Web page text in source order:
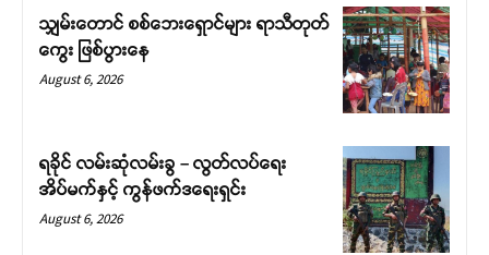
သျှမ်းတောင် စစ်ဘေးရှောင်များ ရာသီတုတ်
ကွေး ဖြစ်ပွားနေ
August 6, 2026
ရခိုင် လမ်းဆုံလမ်းခွ – လွတ်လပ်ရေး
အိပ်မက်နှင့် ကွန်ဖက်ဒရေးရှင်း
August 6, 2026